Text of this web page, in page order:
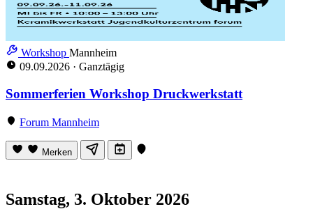
Workshop Mannheim
09.09.2026 · Ganztägig
Sommerferien Workshop Druckwerkstatt
Forum Mannheim
Merken
Samstag, 3. Oktober 2026